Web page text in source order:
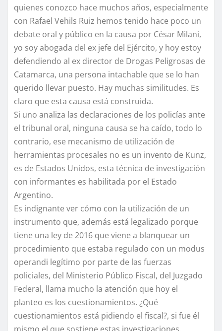
quienes conozco hace muchos años, especialmente
con Rafael Vehils Ruiz hemos tenido hace poco un
debate oral y público en la causa por César Milani,
yo soy abogada del ex jefe del Ejército, y hoy estoy
defendiendo al ex director de Drogas Peligrosas de
Catamarca, una persona intachable que se lo han
querido llevar puesto. Hay muchas similitudes. Es
claro que esta causa está construida.
Si uno analiza las declaraciones de los policías ante
el tribunal oral, ninguna causa se ha caído, todo lo
contrario, ese mecanismo de utilización de
herramientas procesales no es un invento de Kunz,
es de Estados Unidos, esta técnica de investigación
con informantes es habilitada por el Estado
Argentino.
Es indignante ver cómo con la utilización de un
instrumento que, además está legalizado porque
tiene una ley de 2016 que viene a blanquear un
procedimiento que estaba regulado con un modus
operandi legítimo por parte de las fuerzas
policiales, del Ministerio Público Fiscal, del Juzgado
Federal, llama mucho la atención que hoy el
planteo es los cuestionamientos. ¿Qué
cuestionamientos está pidiendo el fiscal?, si fue él